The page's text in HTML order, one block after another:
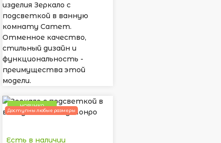
изделия Зеркало с
подсветкой в ванную
комнату Сатет.
Отменное качество,
стильный дизайн и
функциональность -
преимущества этой
модели.
НОВИНКА
Доступны любые размеры
Есть в наличии